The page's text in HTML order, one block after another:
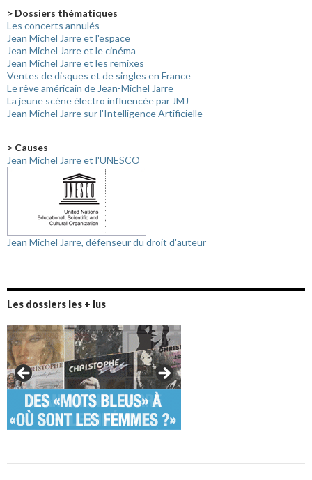
> Dossiers thématiques
Les concerts annulés
Jean Michel Jarre et l'espace
Jean Michel Jarre et le cinéma
Jean Michel Jarre et les remixes
Ventes de disques et de singles en France
Le rêve américain de Jean-Michel Jarre
La jeune scène électro influencée par JMJ
Jean Michel Jarre sur l'Intelligence Artificielle
> Causes
Jean Michel Jarre et l'UNESCO
Jean Michel Jarre, défenseur du droit d'auteur
Les dossiers les + lus